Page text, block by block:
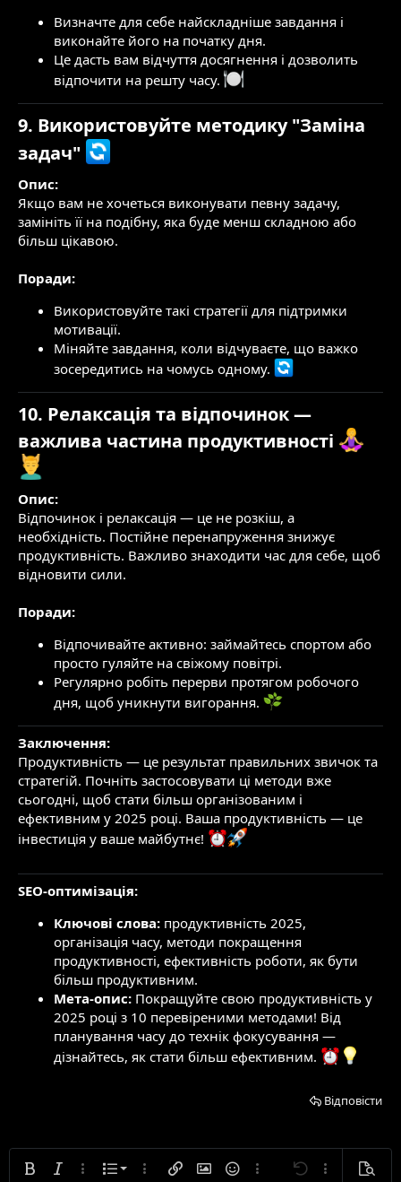
Визначте для себе найскладніше завдання і
виконайте його на початку дня.
Це дасть вам відчуття досягнення і дозволить
відпочити на решту часу.
9. Використовуйте методику "Заміна
задач"
Опис:
Якщо вам не хочеться виконувати певну задачу,
замініть її на подібну, яка буде менш складною або
більш цікавою.
Поради:
Використовуйте такі стратегії для підтримки
мотивації.
Міняйте завдання, коли відчуваєте, що важко
зосередитись на чомусь одному.
10. Релаксація та відпочинок —
важлива частина продуктивності
Опис:
Відпочинок і релаксація — це не розкіш, а
необхідність. Постійне перенапруження знижує
продуктивність. Важливо знаходити час для себе, щоб
відновити сили.
Поради:
Відпочивайте активно: займайтесь спортом або
просто гуляйте на свіжому повітрі.
Регулярно робіть перерви протягом робочого
дня, щоб уникнути вигорання.
Заключення:
Продуктивність — це результат правильних звичок та
стратегій. Почніть застосовувати ці методи вже
сьогодні, щоб стати більш організованим і
ефективним у 2025 році. Ваша продуктивність — це
інвестиція у ваше майбутнє!
SEO-оптимізація:
Ключові слова: продуктивність 2025,
організація часу, методи покращення
продуктивності, ефективність роботи, як бути
більш продуктивним.
Мета-опис: Покращуйте свою продуктивність у
2025 році з 10 перевіреними методами! Від
планування часу до технік фокусування —
дізнайтесь, як стати більш ефективним.
Відповісти
ЖирнийКурсивний
Додаткові параметри...
Список Нумерований список
Додаткові параметри...
Вставити посилання
Вставити зображення
СмайликиДодаткові параметри...
СкасуватиДодаткові